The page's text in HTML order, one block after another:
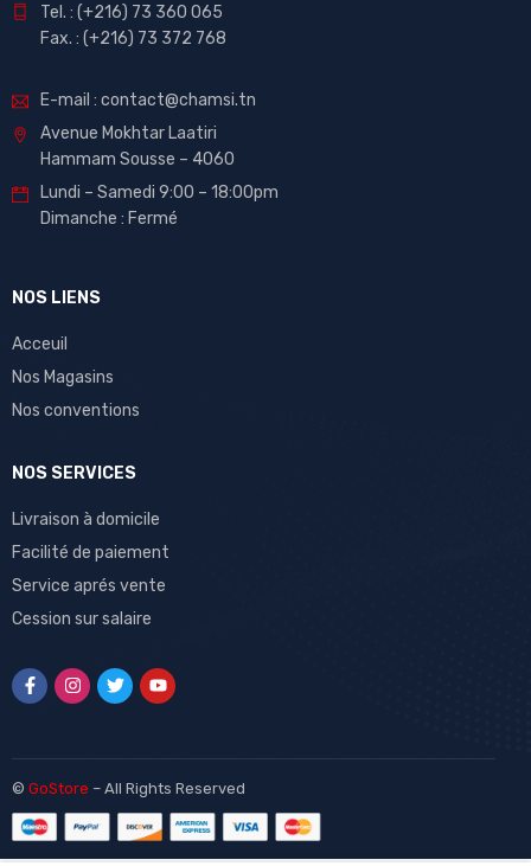
Tel. : (+216) 73 360 065
Fax. : (+216) 73 372 768
E-mail : contact@chamsi.tn
Avenue Mokhtar Laatiri
Hammam Sousse – 4060
Lundi – Samedi 9:00 – 18:00pm
Dimanche : Fermé
NOS LIENS
Acceuil
Nos Magasins
Nos conventions
NOS SERVICES
Livraison à domicile
Facilité de paiement
Service aprés vente
Cession sur salaire
© GoStore – All Rights Reserved